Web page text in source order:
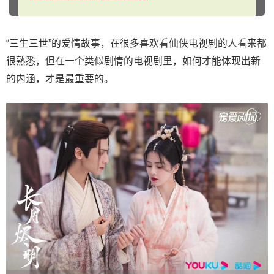
“三生三世”的爱情故事，在很多喜欢看仙侠电视剧的人看来都
很熟悉，但在一个类似剧情的电视剧里，如何才能体现出新
的内涵，才是最重要的。